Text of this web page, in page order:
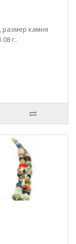
размер камня
г..